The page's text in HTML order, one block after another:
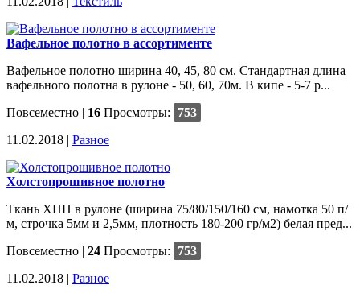
Вафельное полотно в ассортименте
Вафельное полотно ширина 40, 45, 80 см. Стандартная длина
вафельного полотна в рулоне - 50, 60, 70м. В кипе - 5-7 р...
Повсеместно | 16 Просмотры:
753
11.02.2018 | Разное
Холстопрошивное полотно
Ткань ХПП в рулоне (ширина 75/80/150/160 см, намотка 50 п/
м, строчка 5мм и 2,5мм, плотность 180-200 гр/м2) белая пред...
Повсеместно | 24 Просмотры:
753
11.02.2018 | Разное